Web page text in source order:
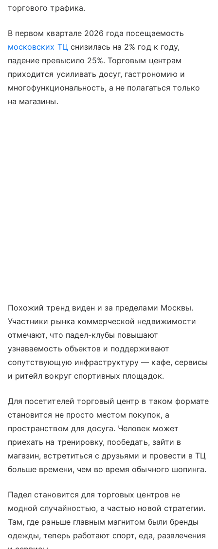
торгового трафика.
В первом квартале 2026 года посещаемость
московских ТЦснизилась на 2% год к году,
падение превысило 25%. Торговым центрам
приходится усиливать досуг, гастрономию и
многофункциональность, а не полагаться только
на магазины.
Похожий тренд виден и за пределами Москвы.
Участники рынка коммерческой недвижимости
отмечают, что падел-клубы повышают
узнаваемость объектов и поддерживают
сопутствующую инфраструктуру — кафе, сервисы
и ритейл вокруг спортивных площадок.
Для посетителей торговый центр в таком формате
становится не просто местом покупок, а
пространством для досуга. Человек может
приехать на тренировку, пообедать, зайти в
магазин, встретиться с друзьями и провести в ТЦ
больше времени, чем во время обычного шопинга.
Падел становится для торговых центров не
модной случайностью, а частью новой стратегии.
Там, где раньше главным магнитом были бренды
одежды, теперь работают спорт, еда, развлечения